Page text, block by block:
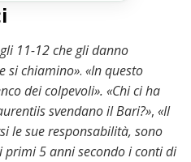
11-12 che gli danno
si chiamino». «In questo
dei colpevoli». «Chi ci ha
svendano il Bari?», «Il
le sue responsabilità, sono
5 anni secondo i conti di